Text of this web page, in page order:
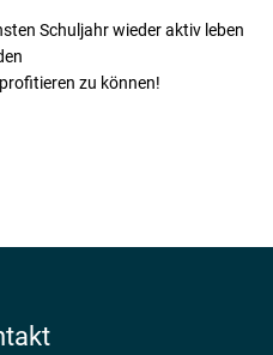
Schuljahr wieder aktiv leben
zu können!